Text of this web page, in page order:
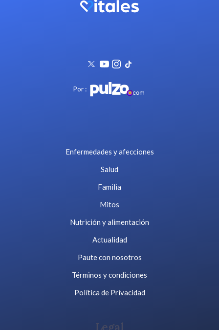
Por :
Enfermedades y afecciones
Salud
Familia
Mitos
Nutrición y alimentación
Actualidad
Paute con nosotros
Términos y condiciones
Política de Privacidad
Legal